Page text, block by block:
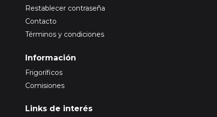
Restablecer contraseña
Contacto
Términos y condiciones
Información
Frigoríficos
Comisiones
Links de interés